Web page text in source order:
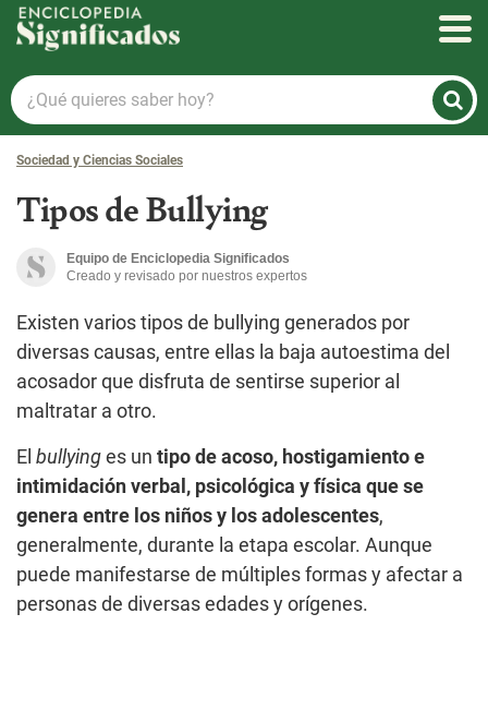
Enciclopedia Significados
¿Qué
quieres
saber
hoy?
Sociedad y Ciencias Sociales
Tipos de Bullying
Equipo de Enciclopedia Significados
Creado y revisado por nuestros expertos
Existen varios tipos de bullying generados por
diversas causas, entre ellas la baja autoestima del
acosador que disfruta de sentirse superior al
maltratar a otro.
El bullying es un tipo de acoso, hostigamiento e
intimidación verbal, psicológica y física que se
genera entre los niños y los adolescentes,
generalmente, durante la etapa escolar. Aunque
puede manifestarse de múltiples formas y afectar a
personas de diversas edades y orígenes.